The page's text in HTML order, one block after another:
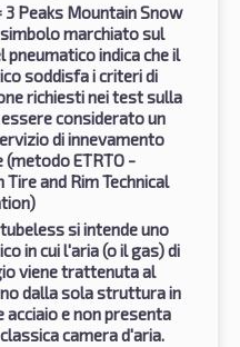
3 Peaks Mountain Snow
marchiato sul
pneumatico indica che il
soddisfa i criteri di
richiesti nei test sulla
considerato un
di innevamento
ETRTO -
Tire and Rim Technical
si intende uno
in cui l'aria (o il gas) di
viene trattenuta al
dalla sola struttura in
acciaio e non presenta
camera d'aria.